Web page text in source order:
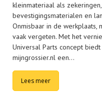
kleinmateriaal als zekeringen,
bevestigingsmaterialen en
Onmisbaar in de werkplaats,
vaak vergeten. Met het
Universal Parts concept biedt
mijngrossier.nl een…
Lees meer